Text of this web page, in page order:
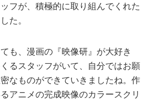
フが、積極的に取り組んでくれた
た。
も、漫画の『映像研』が大好き
るスタッフがいて、自分ではお願
なものができていきましたね。作
アニメの完成映像のカラースクリ